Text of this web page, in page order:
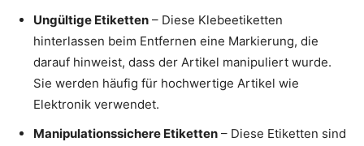
Ungültige Etiketten – Diese Klebeetiketten
hinterlassen beim Entfernen eine Markierung, die
darauf hinweist, dass der Artikel manipuliert wurde.
Sie werden häufig für hochwertige Artikel wie
Elektronik verwendet.
Manipulationssichere Etiketten – Diese Etiketten sind